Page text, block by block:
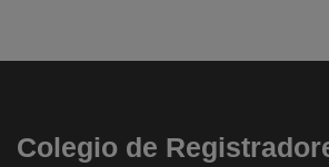
Colegio de